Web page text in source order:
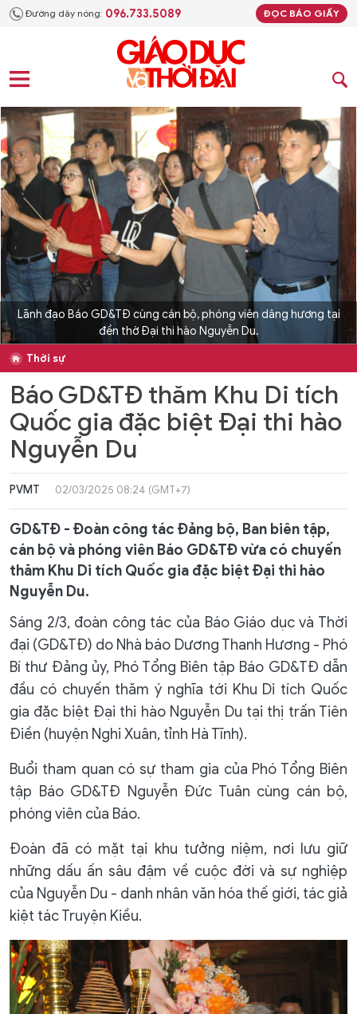
Đường dây nóng: 096.733.5089 ĐỌC BÁO GIẤY
Lãnh đạo Báo GD&TĐ cùng cán bộ, phóng viên dâng hương tại
đền thờ Đại thi hào Nguyễn Du.
Thời sự
Báo GD&TĐ thăm Khu Di tích
Quốc gia đặc biệt Đại thi hào
Nguyễn Du
PVMT 02/03/2025 08:24 (GMT+7)
GD&TĐ - Đoàn công tác Đảng bộ, Ban biên tập,
cán bộ và phóng viên Báo GD&TĐ vừa có chuyến
thăm Khu Di tích Quốc gia đặc biệt Đại thi hào
Nguyễn Du.
Sáng 2/3, đoàn công tác của Báo Giáo dục và Thời
đại (GD&TĐ) do Nhà báo Dương Thanh Hương - Phó
Bí thư Đảng ủy, Phó Tổng Biên tập Báo GD&TĐ dẫn
đầu có chuyến thăm ý nghĩa tới Khu Di tích Quốc
gia đặc biệt Đại thi hào Nguyễn Du tại thị trấn Tiên
Điền (huyện Nghi Xuân, tỉnh Hà Tĩnh).
Buổi tham quan có sự tham gia của Phó Tổng Biên
tập Báo GD&TĐ Nguyễn Đức Tuân cùng cán bộ,
phóng viên của Báo.
Đoàn đã có mặt tại khu tưởng niệm, nơi lưu giữ
những dấu ấn sâu đậm về cuộc đời và sự nghiệp
của Nguyễn Du - danh nhân văn hóa thế giới, tác giả
kiệt tác Truyện Kiều.